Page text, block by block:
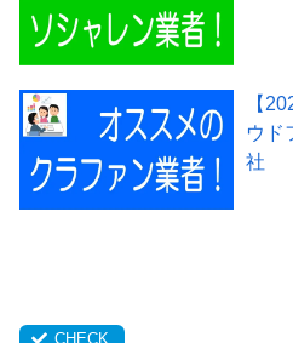
【
ウド
社